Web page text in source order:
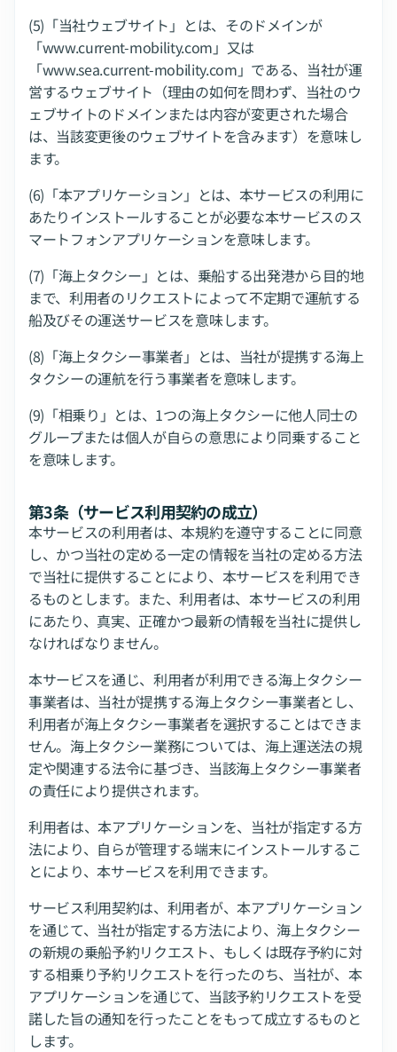
(5)「当社ウェブサイト」とは、そのドメインが
「www.current-mobility.com」又は
「www.sea.current-mobility.com」である、当社が運
営するウェブサイト（理由の如何を問わず、当社のウ
ェブサイトのドメインまたは内容が変更された場合
は、当該変更後のウェブサイトを含みます）を意味し
ます。
(6)「本アプリケーション」とは、本サービスの利用に
あたりインストールすることが必要な本サービスのス
マートフォンアプリケーションを意味します。
(7)「海上タクシー」とは、乗船する出発港から目的地
まで、利用者のリクエストによって不定期で運航する
船及びその運送サービスを意味します。
(8)「海上タクシー事業者」とは、当社が提携する海上
タクシーの運航を行う事業者を意味します。
(9)「相乗り」とは、1つの海上タクシーに他人同士の
グループまたは個人が自らの意思により同乗すること
を意味します。
第3条（サービス利用契約の成立）
本サービスの利用者は、本規約を遵守することに同意
し、かつ当社の定める一定の情報を当社の定める方法
で当社に提供することにより、本サービスを利用でき
るものとします。また、利用者は、本サービスの利用
にあたり、真実、正確かつ最新の情報を当社に提供し
なければなりません。
本サービスを通じ、利用者が利用できる海上タクシー
事業者は、当社が提携する海上タクシー事業者とし、
利用者が海上タクシー事業者を選択することはできま
せん。海上タクシー業務については、海上運送法の規
定や関連する法令に基づき、当該海上タクシー事業者
の責任により提供されます。
利用者は、本アプリケーションを、当社が指定する方
法により、自らが管理する端末にインストールするこ
とにより、本サービスを利用できます。
サービス利用契約は、利用者が、本アプリケーション
を通じて、当社が指定する方法により、海上タクシー
の新規の乗船予約リクエスト、もしくは既存予約に対
する相乗り予約リクエストを行ったのち、当社が、本
アプリケーションを通じて、当該予約リクエストを受
諾した旨の通知を行ったことをもって成立するものと
します。